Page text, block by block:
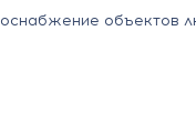
объектов